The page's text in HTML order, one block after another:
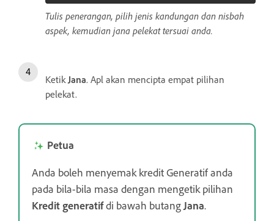
Tulis penerangan, pilih jenis kandungan dan nisbah
aspek, kemudian jana pelekat tersuai anda.
KetikJana. Apl akan mencipta empat pilihan
pelekat.
Petua
Anda boleh menyemak kredit Generatif anda
pada bila-bila masa dengan mengetik pilihan
Kredit generatifdi bawah butang Jana.